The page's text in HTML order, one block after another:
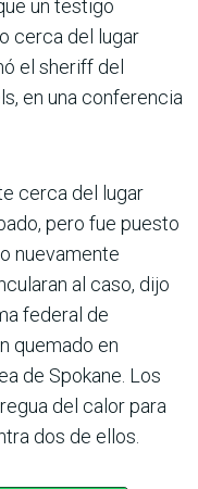
un testigo
cerca del lugar
el sheriff del
en una conferencia
cerca del lugar
pero fue puesto
nuevamente
al caso, dijo
federal de
quemado en
de Spokane. Los
del calor para
dos de ellos.